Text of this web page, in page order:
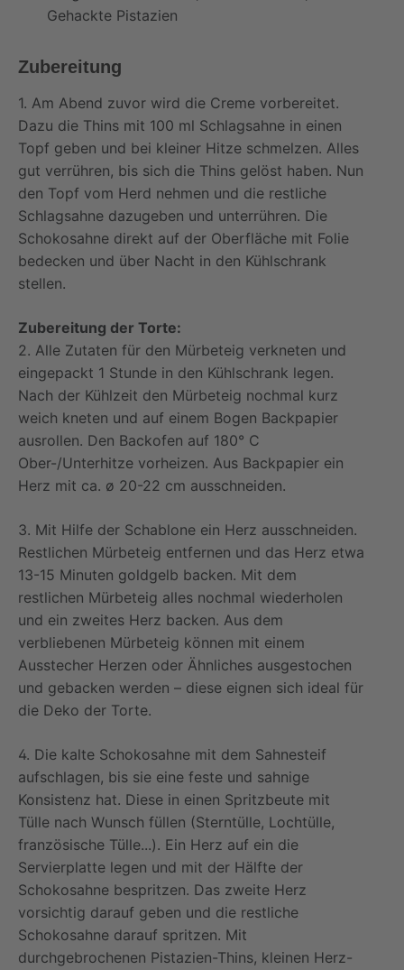
Gehackte Pistazien
Zubereitung
1. Am Abend zuvor wird die Creme vorbereitet.
Dazu die Thins mit 100 ml Schlagsahne in einen
Topf geben und bei kleiner Hitze schmelzen. Alles
gut verrühren, bis sich die Thins gelöst haben. Nun
den Topf vom Herd nehmen und die restliche
Schlagsahne dazugeben und unterrühren. Die
Schokosahne direkt auf der Oberfläche mit Folie
bedecken und über Nacht in den Kühlschrank
stellen.
Zubereitung der Torte:
2. Alle Zutaten für den Mürbeteig verkneten und
eingepackt 1 Stunde in den Kühlschrank legen.
Nach der Kühlzeit den Mürbeteig nochmal kurz
weich kneten und auf einem Bogen Backpapier
ausrollen. Den Backofen auf 180° C
Ober-/Unterhitze vorheizen. Aus Backpapier ein
Herz mit ca. ø 20-22 cm ausschneiden.
3. Mit Hilfe der Schablone ein Herz ausschneiden.
Restlichen Mürbeteig entfernen und das Herz etwa
13-15 Minuten goldgelb backen. Mit dem
restlichen Mürbeteig alles nochmal wiederholen
und ein zweites Herz backen. Aus dem
verbliebenen Mürbeteig können mit einem
Ausstecher Herzen oder Ähnliches ausgestochen
und gebacken werden – diese eignen sich ideal für
die Deko der Torte.
4. Die kalte Schokosahne mit dem Sahnesteif
aufschlagen, bis sie eine feste und sahnige
Konsistenz hat. Diese in einen Spritzbeute mit
Tülle nach Wunsch füllen (Sterntülle, Lochtülle,
französische Tülle...). Ein Herz auf ein die
Servierplatte legen und mit der Hälfte der
Schokosahne bespritzen. Das zweite Herz
vorsichtig darauf geben und die restliche
Schokosahne darauf spritzen. Mit
durchgebrochenen Pistazien-Thins, kleinen Herz-